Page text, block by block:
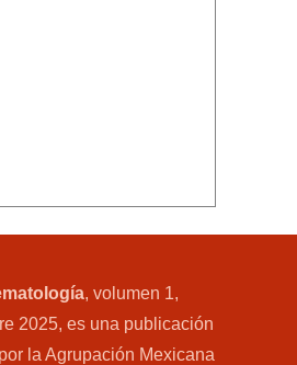
, volumen 1,
2025, es una publicación
la Agrupación Mexicana